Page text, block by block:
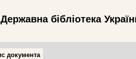
Державна бібліотека
документа